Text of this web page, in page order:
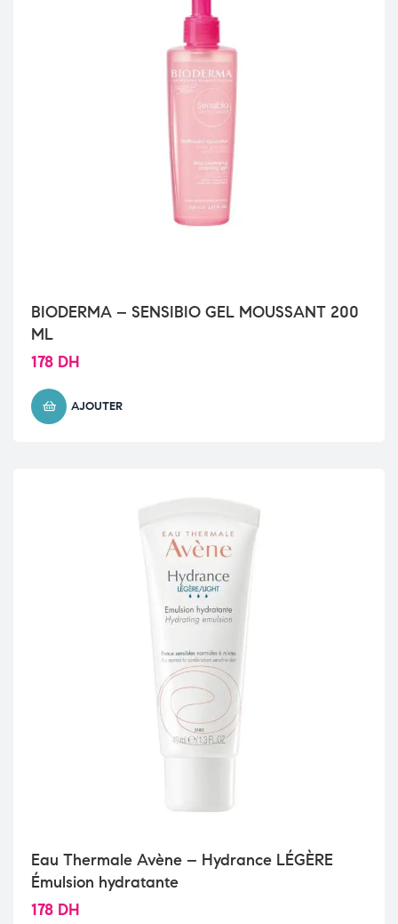
BIODERMA – SENSIBIO GEL MOUSSANT 200
ML
178 DH
AJOUTER
Eau Thermale Avène – Hydrance LÉGÈRE
Émulsion hydratante
178 DH